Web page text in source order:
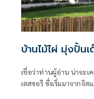
บ้านไม้ไผ่ มุ่งปั้น
เชื่อว่าท่านผู้อ่าน น่าจะเ
เตสซอรี ซึ่งเริ่มมาจากจิ